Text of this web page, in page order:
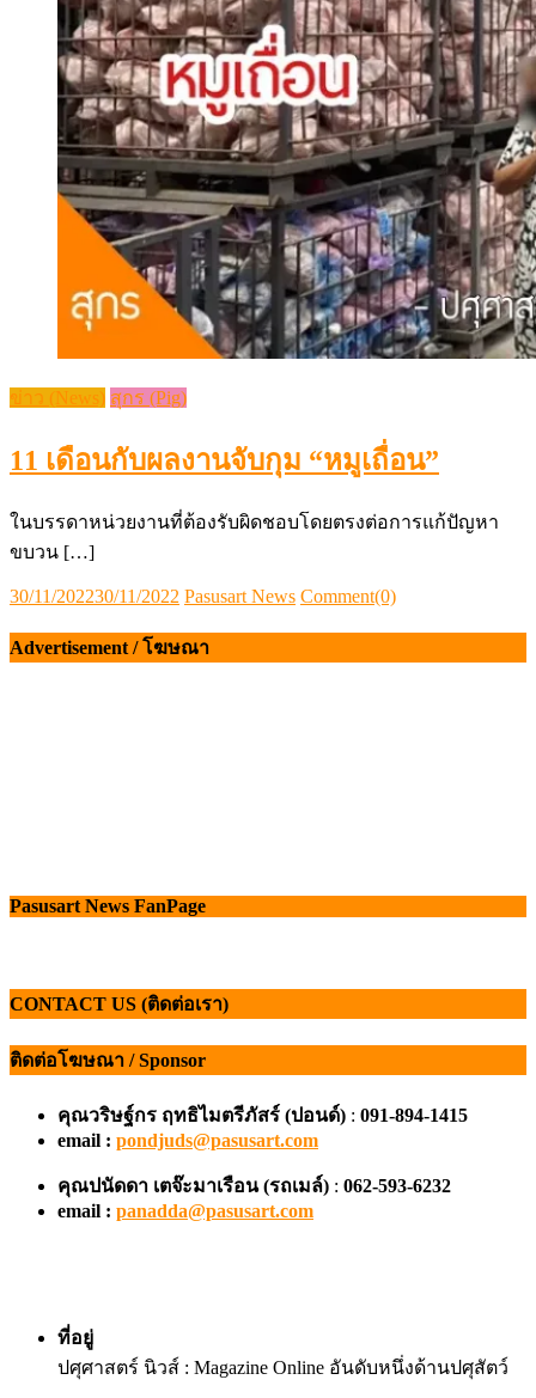
ข่าว (News) สุกร (Pig)
11 เดือนกับผลงานจับกุม “หมูเถื่อน”
ในบรรดาหน่วยงานที่ต้องรับผิดชอบโดยตรงต่อการแก้ปัญหา
ขบวน […]
Posted
30/11/202230/11/2022 Author
Pasusart News Comment(0)
Advertisement / โฆษณา
Pasusart News FanPage
CONTACT US (ติดต่อเรา)
ติดต่อโฆษณา / Sponsor
คุณวริษฐ์กร ฤทธิไมตรีภัสร์ (ปอนด์) : 091-894-1415
email : pondjuds@pasusart.com
คุณปนัดดา เตจ๊ะมาเรือน (รถเมล์) : 062-593-6232
email : panadda@pasusart.com
ที่อยู่
ปศุศาสตร์ นิวส์ : Magazine Online อันดับหนึ่งด้านปศุสัตว์